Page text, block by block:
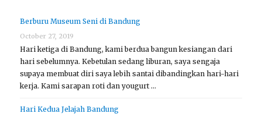
Berburu Museum Seni di Bandung
October 27, 2019
Hari ketiga di Bandung, kami berdua bangun kesiangan dari
hari sebelumnya. Kebetulan sedang liburan, saya sengaja
supaya membuat diri saya lebih santai dibandingkan hari-hari
kerja. Kami sarapan roti dan yougurt …
Hari Kedua Jelajah Bandung